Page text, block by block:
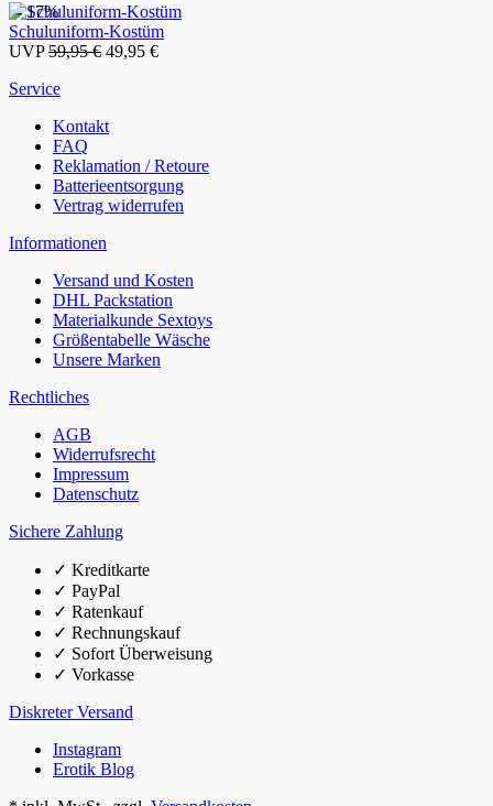
- 17%
Schuluniform-Kostüm
UVP59,95 € 49,95 €
Service
Kontakt
FAQ
Reklamation / Retoure
Batterieentsorgung
Vertrag widerrufen
Informationen
Versand und Kosten
DHL Packstation
Materialkunde Sextoys
Größentabelle Wäsche
Unsere Marken
Rechtliches
AGB
Widerrufsrecht
Impressum
Datenschutz
Sichere Zahlung
✓ Kreditkarte
✓ PayPal
✓ Ratenkauf
✓ Rechnungskauf
✓ Sofort Überweisung
✓ Vorkasse
Diskreter Versand
Instagram
Erotik Blog